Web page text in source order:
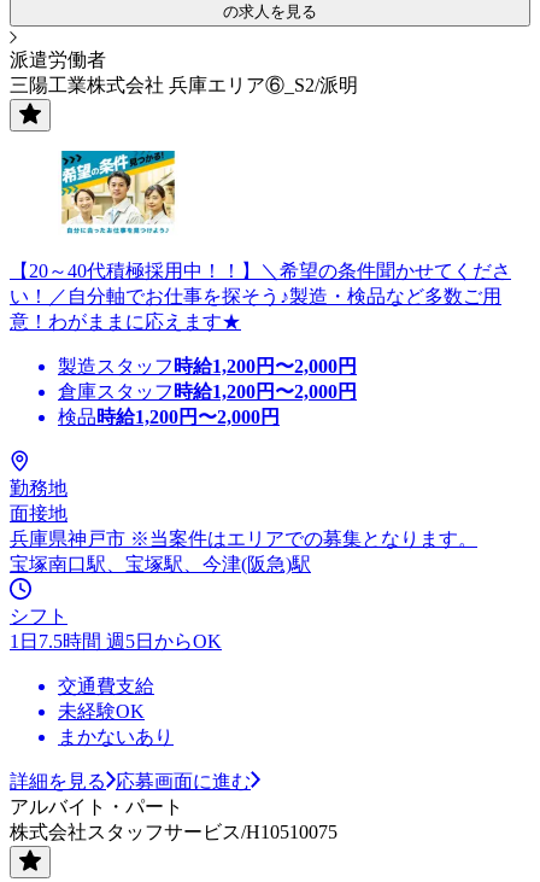
の求人を見る
派遣労働者
三陽工業株式会社 兵庫エリア⑥_S2/派明
【20～40代積極採用中！！】＼希望の条件聞かせてくださ
い！／自分軸でお仕事を探そう♪製造・検品など多数ご用
意！わがままに応えます★
製造スタッフ 時給1,200円〜2,000円
倉庫スタッフ 時給1,200円〜2,000円
検品時給1,200円〜2,000円
勤務地
面接地
兵庫県神戸市 ※当案件はエリアでの募集となります。
宝塚南口駅、宝塚駅、今津(阪急)駅
シフト
1日7.5時間 週5日からOK
交通費支給
未経験OK
まかないあり
詳細を見る
応募画面に進む
アルバイト・パート
株式会社スタッフサービス/H10510075